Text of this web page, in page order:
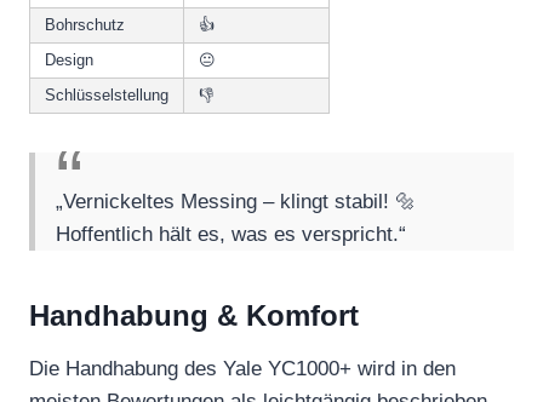
Bohrschutz
👍
Design
😐
Schlüsselstellung
👎
„Vernickeltes Messing – klingt stabil! 🔩
Hoffentlich hält es, was es verspricht.“
Handhabung & Komfort
Die Handhabung des Yale YC1000+ wird in den